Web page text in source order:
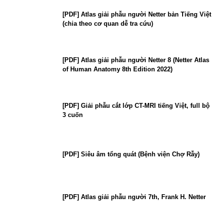
[PDF] Atlas giải phẫu người Netter bản Tiếng Việt
(chia theo cơ quan dễ tra cứu)
[PDF] Atlas giải phẫu người Netter 8 (Netter Atlas
of Human Anatomy 8th Edition 2022)
[PDF] Giải phẫu cắt lớp CT-MRI tiếng Việt, full bộ
3 cuốn
[PDF] Siêu âm tổng quát (Bệnh viện Chợ Rẫy)
[PDF] Atlas giải phẫu người 7th, Frank H. Netter